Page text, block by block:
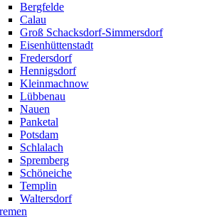
Bergfelde
Calau
Groß Schacksdorf-Simmersdorf
Eisenhüttenstadt
Fredersdorf
Hennigsdorf
Kleinmachnow
Lübbenau
Nauen
Panketal
Potsdam
Schlalach
Spremberg
Schöneiche
Templin
Waltersdorf